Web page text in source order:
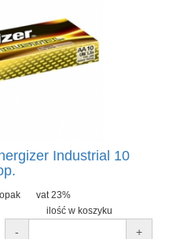
Industrial 10
vat 23%
ilość w koszyku
- +